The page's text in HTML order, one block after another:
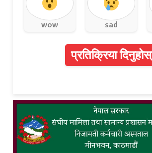
wow sad
प्रतिक्रिया दिनुहोस्